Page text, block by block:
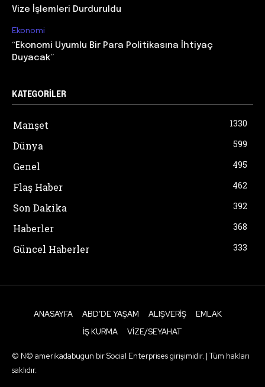
Vize İşlemleri Durduruldu
Ekonomi
“Ekonomi Uyumlu Bir Para Politikasına İhtiyaç
Duyacak”
KATEGORILER
Manşet 1330
Dünya 599
Genel 495
Flaş Haber 462
Son Dakika 392
Haberler 368
Güncel Haberler 333
ANASAYFA ABD’DE YAŞAM ALIŞVERIŞ
EMLAK
İŞ KURMA
VIZE/SEYAHAT
© N© amerikadabugun bir Social Enterprises girişimidir. | Tüm hakları
saklıdır.